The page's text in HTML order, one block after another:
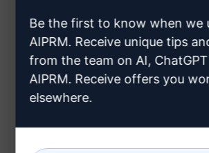
A ChatGPT-tel kutatást végezve
kérdésekkel részletezheted,
szeretnél elérni.
A lehetséges kockázatokról és
Be the first to know when we
AIPRM. Receive unique tips
from the team on AI,
AIPRM. Receive offers you
elsewhere.